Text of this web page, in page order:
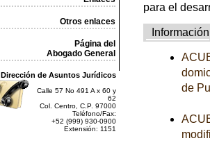
Otros enlaces
Página del
Abogado General
Dirección de Asuntos Jurídicos
Calle 57 No 491 A x 60 y
62
Col. Centro, C.P. 97000
Teléfono/Fax:
+52 (999) 930-0900
Extensión: 1151
para el
Información
de